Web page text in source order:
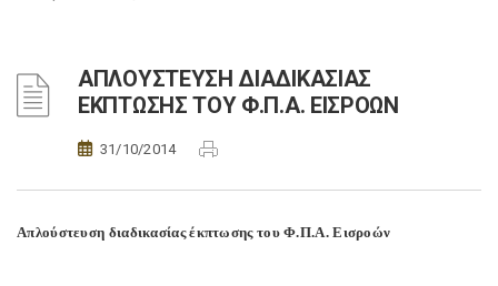
ΑΠΛΟΥΣΤΕΥΣΗ ΔΙΑΔΙΚΑΣΙΑΣ
ΕΚΠΤΩΣΗΣ ΤΟΥ Φ.Π.Α. ΕΙΣΡΟΩΝ
31/10/2014
Απλούστευση διαδικασίας έκπτωσης του Φ.Π.Α. Εισροών